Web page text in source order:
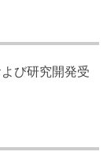
び研究開発受